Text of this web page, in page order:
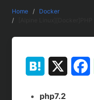
Home
Docker
php7.2